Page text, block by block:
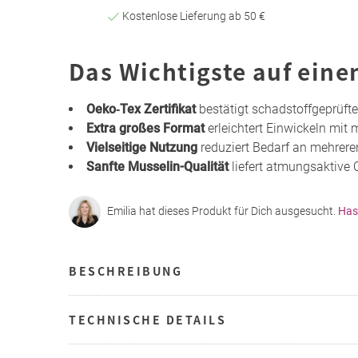
Kostenlose Lieferung ab 50 €
Das Wichtigste auf
Oeko‑Tex Zertifikatbestätigt
Extra großes Formaterleichtert Einwickeln mit
Vielseitige Nutzung reduziert Bedarf an
Sanfte Musselin-Qualitätliefert atmungsaktive
Emilia hat dieses Produkt für Dich ausgesucht.
BESCHREIBUNG
TECHNISCHE DETAILS